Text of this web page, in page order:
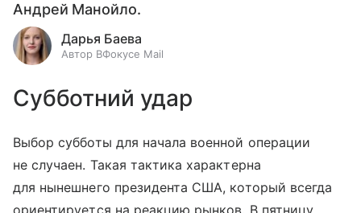
Андрей Манойло.
Дарья Баева
Автор ВФокусе Mail
Субботний удар
Выбор субботы для начала военной операции
не случаен. Такая тактика характерна
для нынешнего президента США, который всегда
ориентируется на реакцию рынков. В пятницу